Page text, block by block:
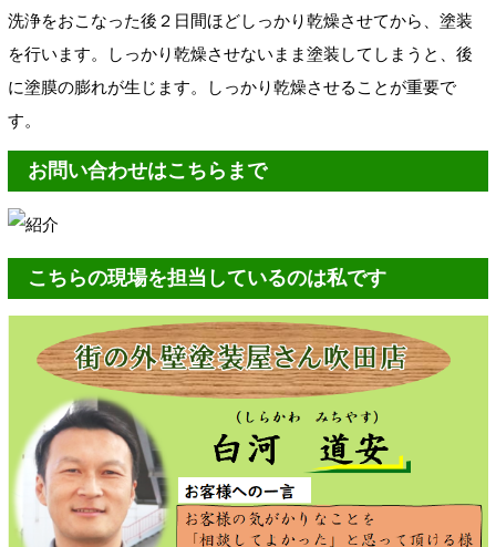
洗浄をおこなった後２日間ほどしっかり乾燥させてから、塗装
を行います。しっかり乾燥させないまま塗装してしまうと、後
に塗膜の膨れが生じます。しっかり乾燥させることが重要で
す。
お問い合わせはこちらまで
こちらの現場を担当しているのは私です